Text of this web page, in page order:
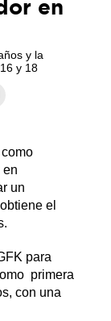
en
y la
y 18
en
un
el
para
primera
con una